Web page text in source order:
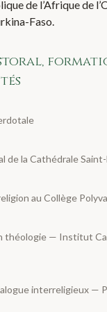
de l’Afrique de
Faso.
de la Cathédrale
au Collège
théologie — Institut
interreligieux —